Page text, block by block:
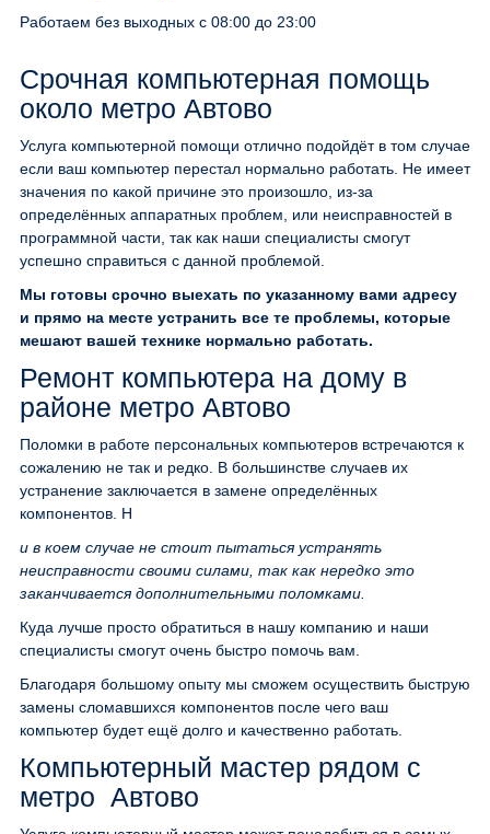
Работаем без выходных с 08:00 до 23:00
Срочная компьютерная помощь
около метро Автово
Услуга компьютерной помощи отлично подойдёт в том случае
если ваш компьютер перестал нормально работать. Не имеет
значения по какой причине это произошло, из-за
определённых аппаратных проблем, или неисправностей в
программной части, так как наши специалисты смогут
успешно справиться с данной проблемой.
Мы готовы срочно выехать по указанному вами адресу
и прямо на месте устранить все те проблемы, которые
мешают вашей технике нормально работать.
Ремонт компьютера на дому в
районе метро Автово
Поломки в работе персональных компьютеров встречаются к
сожалению не так и редко. В большинстве случаев их
устранение заключается в замене определённых
компонентов. Н
и в коем случае не стоит пытаться устранять
неисправности своими силами, так как нередко это
заканчивается дополнительными поломками.
Куда лучше просто обратиться в нашу компанию и наши
специалисты смогут очень быстро помочь вам.
Благодаря большому опыту мы сможем осуществить быструю
замены сломавшихся компонентов после чего ваш
компьютер будет ещё долго и качественно работать.
Компьютерный мастер рядом с
метро Автово